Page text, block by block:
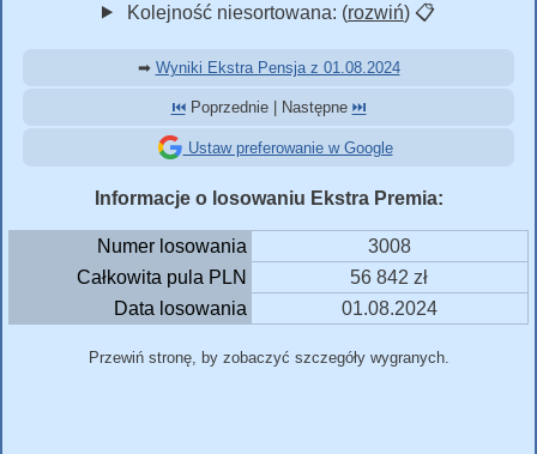
Kolejność niesortowana: (rozwiń) 📋
➡ Wyniki Ekstra Pensja z 01.08.2024
⏮️Poprzednie | Następne ⏭️
Ustaw preferowanie w Google
Informacje o losowaniu Ekstra Premia:
Numer losowania
3008
Całkowita pula PLN
56 842 zł
Data losowania
01.08.2024
Przewiń stronę, by zobaczyć szczegóły wygranych.